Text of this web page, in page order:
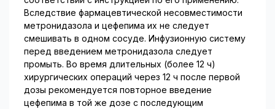
Вследствие фармацевтической несовместимости
метронидазола и цефепима их не следует
смешивать в одном сосуде. Инфузионную систему
перед введением метронидазола следует
промыть. Во время длительных (более 12 ч)
хирургических операций через 12 ч после первой
дозы рекомендуется повторное введение
цефепима в той же дозе с последующим